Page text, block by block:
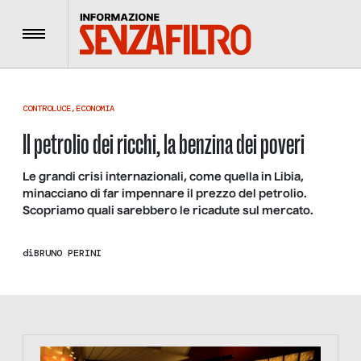
Menu
CONTROLUCE,ECONOMIA
Il petrolio dei ricchi, la benzina dei poveri
Le grandi crisi internazionali, come quella in Libia,
minacciano di far impennare il prezzo del petrolio.
Scopriamo quali sarebbero le ricadute sul mercato.
diBRUNO PERINI
https://tinyurl.com/363fvfm9